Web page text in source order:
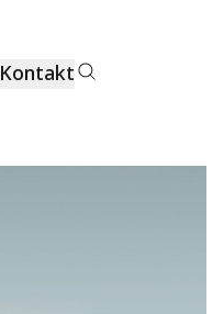
Kontakt